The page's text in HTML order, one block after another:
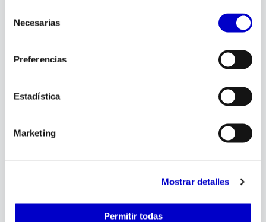
Necesarias
Preferencias
Estadística
Marketing
Mostrar detalles
Permitir todas